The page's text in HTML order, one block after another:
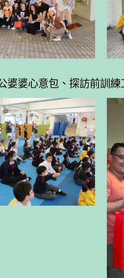
婆婆心意包、探訪前訓練